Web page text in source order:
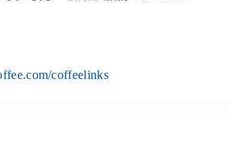
coffeelinks